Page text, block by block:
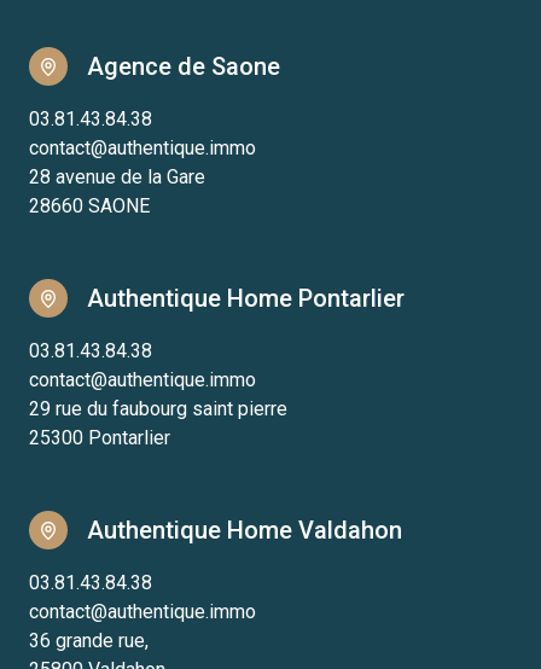
Agence de Saone
03.81.43.84.38
contact@authentique.immo
28 avenue de la Gare
28660 SAONE
Authentique Home Pontarlier
03.81.43.84.38
contact@authentique.immo
29 rue du faubourg saint pierre
25300 Pontarlier
Authentique Home Valdahon
03.81.43.84.38
contact@authentique.immo
36 grande rue,